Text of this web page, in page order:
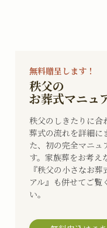
無料贈呈します！
秩父の
お葬式マニュ
秩父のしきたりに合
葬式の流れを詳細に
た、初の完全マニュ
す。家族葬をお考え
『秩父の小さなお葬
アル』も併せてご覧
い。